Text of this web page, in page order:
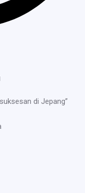
di Jepang”